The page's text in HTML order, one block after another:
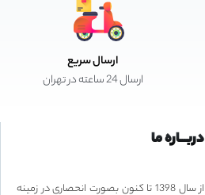
ارسال سریع
ارسال 24 ساعته در تهران
دربـــاره ما
فروشگاه اینترنتی شیائومی ۳۶۰ از سال 1398 تا کنون بصورت انحصاری در زمینه